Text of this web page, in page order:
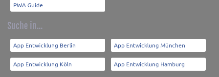
PWA Guide
Suche in...
App Entwicklung Berlin App Entwicklung München
App Entwicklung Köln App Entwicklung Hamburg